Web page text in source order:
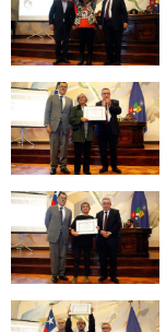
Zoom
Zoom
Zoom